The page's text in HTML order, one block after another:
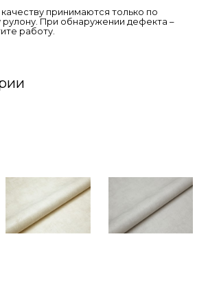
принимаются только по
При обнаружении дефекта –
работу.